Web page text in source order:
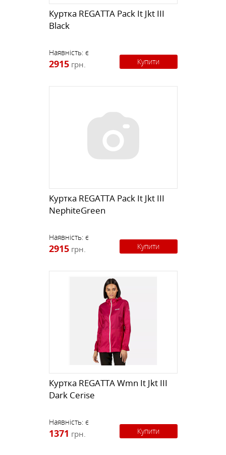
Куртка REGATTA Pack It Jkt III
Black
Наявність: є
2915 грн. Купити
Куртка REGATTA Pack It Jkt III
NephiteGreen
Наявність: є
2915 грн. Купити
Куртка REGATTA Wmn It Jkt III
Dark Cerise
Наявність: є
1371 грн. Купити